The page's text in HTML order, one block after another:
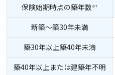
保険始期時点の築年数 ※7
新築～築30年未満
築30年以上築40年未満
築40年以上または建築年不明